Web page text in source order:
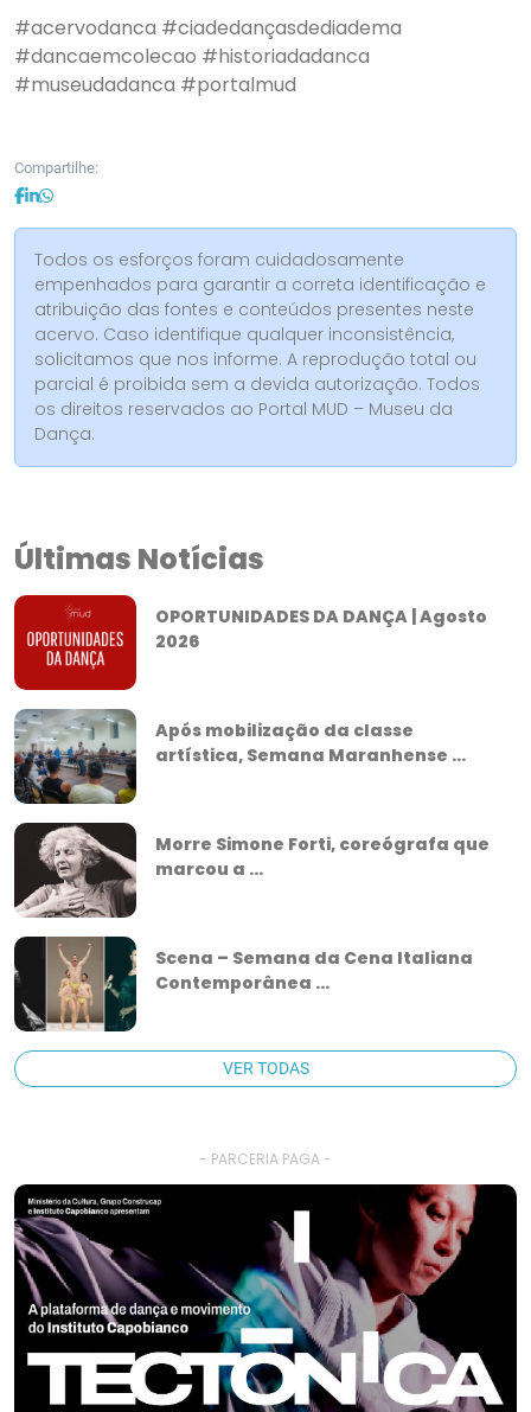
#acervodanca #ciadedançasdediadema
#dancaemcolecao #historiadadanca
#museudadanca #portalmud
Compartilhe:
Todos os esforços foram cuidadosamente
empenhados para garantir a correta identificação e
atribuição das fontes e conteúdos presentes neste
acervo. Caso identifique qualquer inconsistência,
solicitamos que nos informe. A reprodução total ou
parcial é proibida sem a devida autorização. Todos
os direitos reservados ao Portal MUD – Museu da
Dança.
Últimas Notícias
OPORTUNIDADES DA DANÇA | Agosto
2026
Após mobilização da classe
artística, Semana Maranhense ...
Morre Simone Forti, coreógrafa que
marcou a ...
Scena – Semana da Cena Italiana
Contemporânea ...
VER TODAS
- PARCERIA PAGA -